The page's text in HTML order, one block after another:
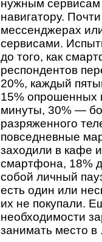
нужным
навигатору.
мессенджерах
сервисами.
до того, как
респондентов
20%, каждый
15% опрошенных
минуты, 30% —
разряженного
повседневные
заходили в кафе
смартфона, 18%
собой личный
есть один или
их не покупали.
необходимости
занимать место в